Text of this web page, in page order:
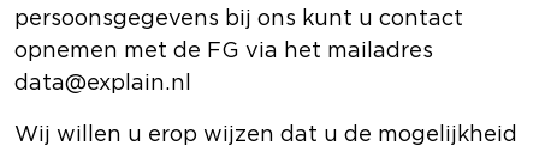
persoonsgegevens bij ons kunt u contact
opnemen met de FG via het mailadres
data@explain.nl
Wij willen u erop wijzen dat u de mogelijkheid